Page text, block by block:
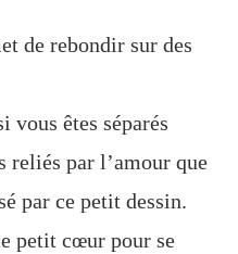
de rebondir sur des
vous êtes séparés
reliés par l’amour que
par ce petit dessin.
petit cœur pour se